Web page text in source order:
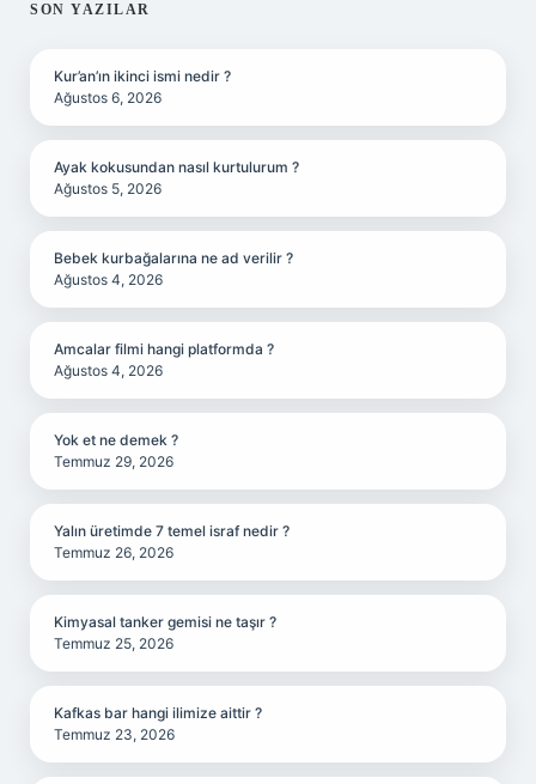
SIDEBAR
SON YAZILAR
Kur’an’ın ikinci ismi nedir ?
Ağustos 6, 2026
Ayak kokusundan nasıl kurtulurum ?
Ağustos 5, 2026
Bebek kurbağalarına ne ad verilir ?
Ağustos 4, 2026
Amcalar filmi hangi platformda ?
Ağustos 4, 2026
Yok et ne demek ?
Temmuz 29, 2026
Yalın üretimde 7 temel israf nedir ?
Temmuz 26, 2026
Kimyasal tanker gemisi ne taşır ?
Temmuz 25, 2026
Kafkas bar hangi ilimize aittir ?
Temmuz 23, 2026